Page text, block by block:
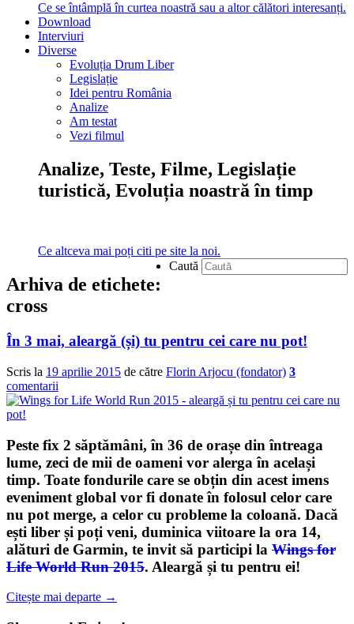
Ce se întâmplă în curtea noastră sau a altor călători interesanți.
Download
Interviuri
Diverse
Evoluția Drum Liber
Legislație
Idei pentru România
Analize
Am testat
Vezi filmul
Analize, Teste, Filme, Legislație
turistică, Evoluția noastră în timp
Ce altceva mai poți citi pe site la noi.
Caută
Arhiva de etichete:
cross
În 3 mai, aleargă (și) tu pentru cei care nu pot!
Scris la 19 aprilie 2015 de către Florin Arjocu (fondator) 3
comentarii
Peste fix 2 săptămâni, în 36 de orașe din întreaga
lume, zeci de mii de oameni vor alerga în același
timp. Toate fondurile care se obțin din acest imens
eveniment global vor fi donate în folosul celor care
nu pot merge, a celor cu probleme la coloană. Dacă
ești liber și poți veni, duminica viitoare la ora 14,
alături de Garmin, te invit să participi la Wings for
Life World Run 2015. Aleargă și tu pentru ei!
Citește mai departe →